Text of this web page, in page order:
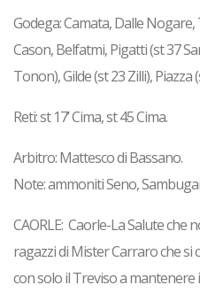
Godega: Camata, Dalle
Cason, Belfatmi, Pigatti (st 37
Tonon), Gilde (st 23 Zilli), Piazza
Reti: st 17’ Cima, st 45 Cima.
Arbitro: Mattesco di Bassano.
Note: ammoniti Seno,
CAORLE: Caorle-La Salute che
ragazzi di MisterCarraroche si
con solo il Treviso a mantenere